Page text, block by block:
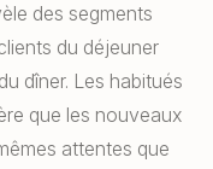
des segments
du déjeuner
dîner. Les habitués
que les nouveaux
attentes que